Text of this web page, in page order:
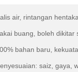
air, rintangan
buang, boleh
bahan baru,
saiz, gaya,